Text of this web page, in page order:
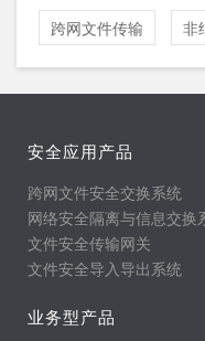
跨网文件传输 非
安全应用产品
跨网文件安全交换系统
网络安全隔离与信息交换
文件安全传输网关
文件安全导入导出系统
业务型产品